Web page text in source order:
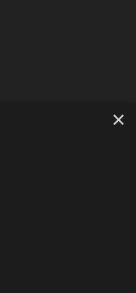
×